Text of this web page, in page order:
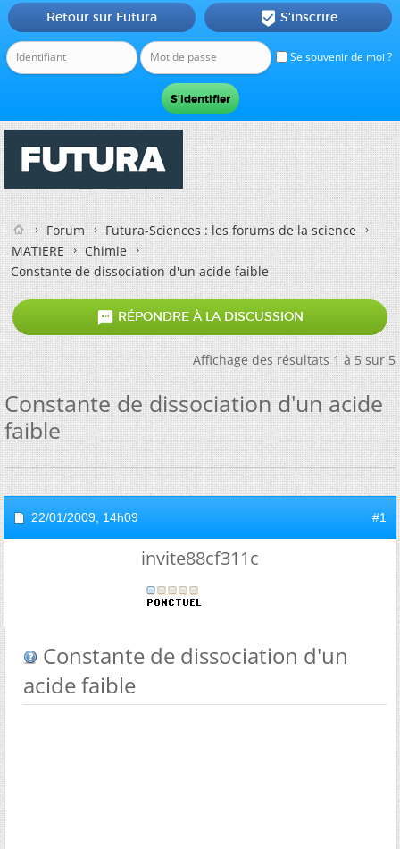
Se souvenir de moi ?
Retour sur Futura  S'inscrire
Forum
Futura-Sciences : les forums de la science
MATIERE
Chimie
Constante de dissociation d'un acide faible
 RÉPONDRE À LA DISCUSSION
Affichage des résultats 1 à 5 sur 5
Constante de dissociation d'un acide
faible
22/01/2009, 14h09 #1
invite88cf311c
Constante de dissociation d'un
acide faible